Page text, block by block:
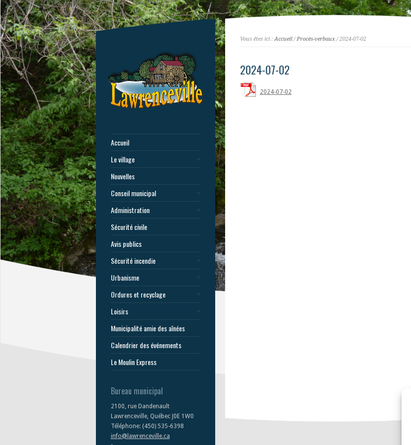
Accueil
Le village
Nouvelles
Conseil municipal
Administration
Sécurité civile
Avis publics
Sécurité incendie
Urbanisme
Ordures et recyclage
Loisirs
Municipalité amie des aînées
Calendrier des événements
Le Moulin Express
Bureau municipal
2100, rue Dandenault
Lawrenceville, Québec J0E 1W0
Téléphone: (450) 535-6398
info@lawrenceville.ca
Vous êtes ici :Accueil/Procès-verbaux/ 2024-07-02
2024-07-02
2024-07-02